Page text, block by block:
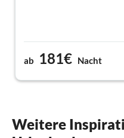
ab 181€ Nacht
Weitere